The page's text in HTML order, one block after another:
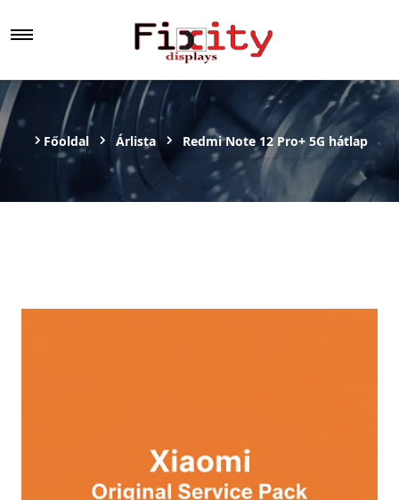
Főoldal Árlista Redmi Note 12 Pro+ 5G hátlap